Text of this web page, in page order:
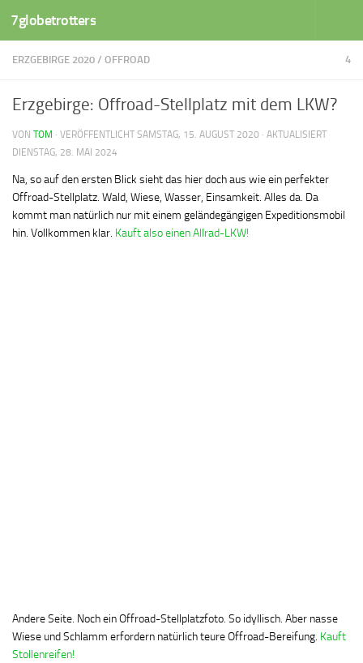
Zum Inhalt springen
7globetrotters
ERZGEBIRGE 2020 / OFFROAD 4
Erzgebirge: Offroad-Stellplatz mit dem LKW?
VON TOM · VERÖFFENTLICHT SAMSTAG, 15. AUGUST 2020 · AKTUALISIERT
DIENSTAG, 28. MAI 2024
Na, so auf den ersten Blick sieht das hier doch aus wie ein perfekter
Offroad-Stellplatz. Wald, Wiese, Wasser, Einsamkeit. Alles da. Da
kommt man natürlich nur mit einem geländegängigen Expeditionsmobil
hin. Vollkommen klar. Kauft also einen Allrad-LKW!
Andere Seite. Noch ein Offroad-Stellplatzfoto. So idyllisch. Aber nasse
Wiese und Schlamm erfordern natürlich teure Offroad-Bereifung. Kauft
Stollenreifen!